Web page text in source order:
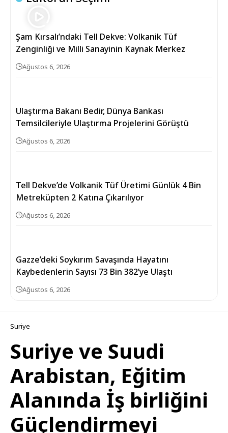
Şam Kırsalı’ndaki Tell Dekve: Volkanik Tüf
Zenginliği ve Milli Sanayinin Kaynak Merkez
Ağustos 6, 2026
Ulaştırma Bakanı Bedir, Dünya Bankası
Temsilcileriyle Ulaştırma Projelerini Görüştü
Ağustos 6, 2026
Tell Dekve’de Volkanik Tüf Üretimi Günlük 4 Bin
Metreküpten 2 Katına Çıkarılıyor
Ağustos 6, 2026
Gazze’deki Soykırım Savaşında Hayatını
Kaybedenlerin Sayısı 73 Bin 382’ye Ulaştı
Ağustos 6, 2026
Suriye
Suriye ve Suudi
Arabistan, Eğitim
Alanında İş birliğini
Güçlendirmeyi